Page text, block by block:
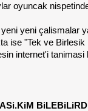
oyuncak
yeni çalismalar
ise "Tek ve Birlesik
internet'i tanimasi